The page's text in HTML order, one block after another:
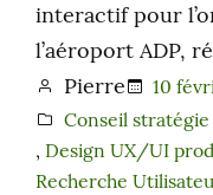
interactif pour
l’aéroport ADP,
Pierre
10
Conseil
, Design UX/UI
Recherche